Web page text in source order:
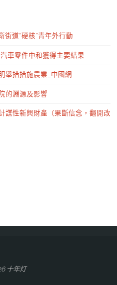
街道“硬核”青年外行動
車零件中和獲得主要結果
舉措措施農業_中國網
的淵源及影響
謀性新興財產（果斷信念，翻開改
十年灯